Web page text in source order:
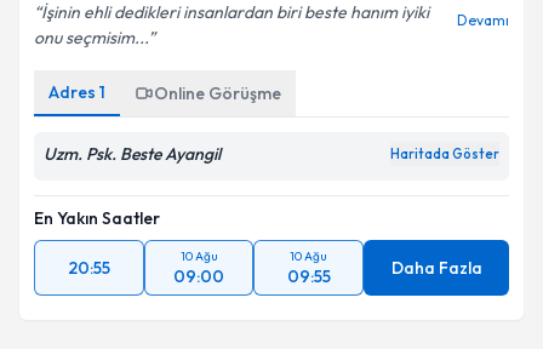
İşinin ehli dedikleri insanlardan biri beste hanım iyiki
onu seçmisim...
Devamı
Adres 1 Online Görüşme
Uzm. Psk. Beste Ayangil Haritada Göster
En Yakın Saatler
20:55
10 Ağu
09:00
10 Ağu
09:55 Daha Fazla